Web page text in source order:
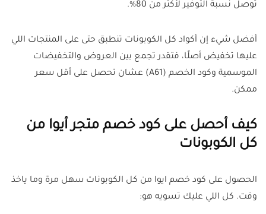
توصل نسبة التوفير لأكثر من 80%.
أفضل شيء إن أكواد كل الكوبونات تنطبق حتى على المنتجات اللي
عليها تخفيض أصلًا، فتقدر تجمع بين العروض والتخفيضات
الموسمية وكود الخصم (A61) عشان تحصل على أقل سعر
ممكن.
كيف أحصل على كود خصم متجر أيوا من
كل الكوبونات
الحصول على كود خصم ايوا من كل الكوبونات سهل مرة وما ياخذ
وقت. كل اللي عليك تسويه هو: